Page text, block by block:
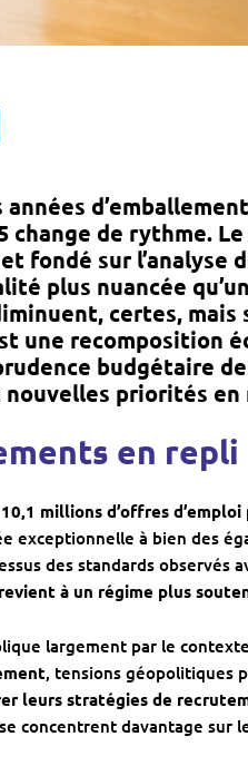
change de rythme.
fondé sur l’analyse
plus nuancée
certes,
une recomposition
budgétaire
priorités en
en repli
millions d’offres
exceptionnelle à bien des
des standards observés
revient à un régime plus
largement par le
, tensions géopolitiques
leurs stratégies de
concentrent davantage sur